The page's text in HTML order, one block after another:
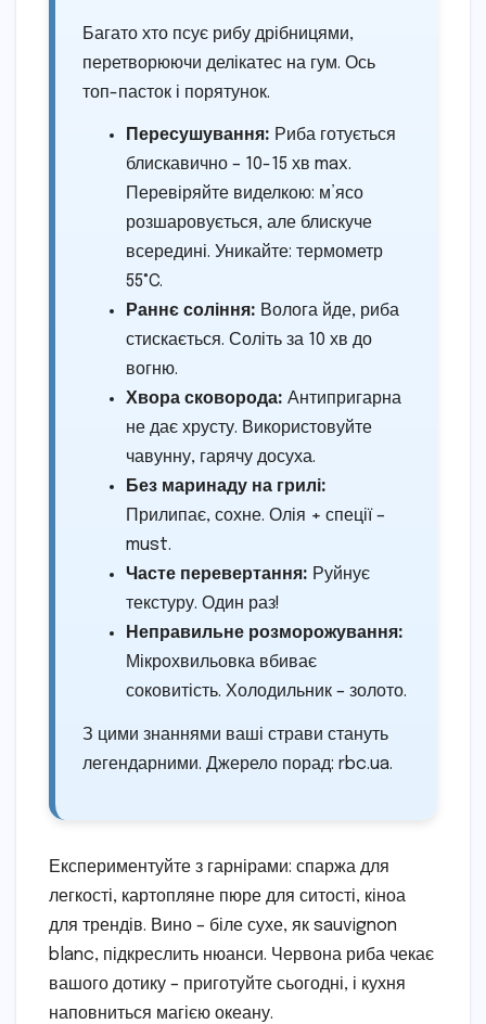
Багато хто псує рибу дрібницями,
перетворюючи делікатес на гум. Ось
топ-пасток і порятунок.
Пересушування: Риба готується
блискавично – 10-15 хв max.
Перевіряйте виделкою: м’ясо
розшаровується, але блискуче
всередині. Уникайте: термометр
55°C.
Раннє соління: Волога йде, риба
стискається. Соліть за 10 хв до
вогню.
Хвора сковорода: Антипригарна
не дає хрусту. Використовуйте
чавунну, гарячу досуха.
Без маринаду на грилі:
Прилипає, сохне. Олія + спеції –
must.
Часте перевертання: Руйнує
текстуру. Один раз!
Неправильне розморожування:
Мікрохвильовка вбиває
соковитість. Холодильник – золото.
З цими знаннями ваші страви стануть
легендарними. Джерело порад: rbc.ua.
Експериментуйте з гарнірами: спаржа для
легкості, картопляне пюре для ситості, кіноа
для трендів. Вино – біле сухе, як sauvignon
blanc, підкреслить нюанси. Червона риба чекає
вашого дотику – приготуйте сьогодні, і кухня
наповниться магією океану.